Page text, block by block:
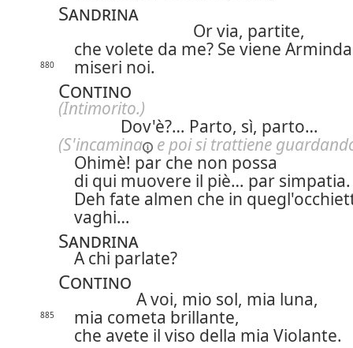
Sandrina
Or via, partite,
che volete da me? Se viene Arminda
880 miseri noi.
Contino
(Intimorito.)
Dov'è?… Parto, sì, parto…
(S'incamina
e poi si trattiene
Ohimè! par che non possa
di qui muovere il piè… par simpatia.
Deh fate almen che in
vaghi…
Sandrina
A chi parlate?
Contino
A voi, mio sol, mia luna,
885
mia cometa brillante,
che avete il viso della mia Violante.